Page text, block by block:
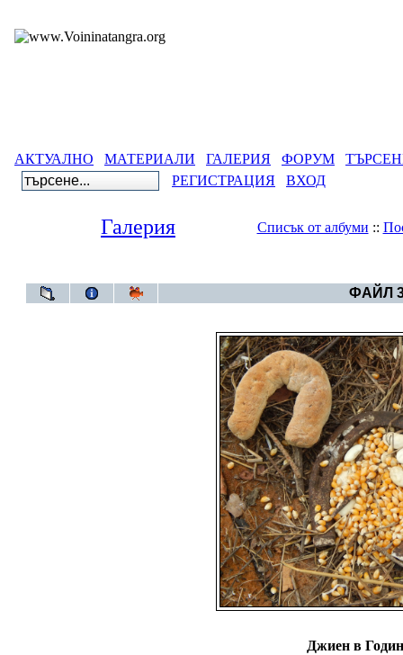
АКТУАЛНО МАТЕРИАЛИ ГАЛЕРИЯ ФОРУМ
РЕГИСТРАЦИЯ
ВХОД
Галерия Списък от албуми ::
ФАЙЛ 3
Джиен в